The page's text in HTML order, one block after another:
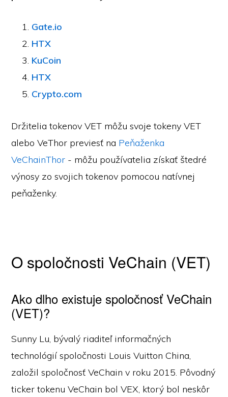
Gate.io
HTX
KuCoin
HTX
Crypto.com
Držitelia tokenov VET môžu svoje tokeny VET
alebo VeThor previesť na Peňaženka
VeChainThor - môžu používatelia získať štedré
výnosy zo svojich tokenov pomocou natívnej
peňaženky.
O spoločnosti VeChain (VET)
Ako dlho existuje spoločnosť VeChain
(VET)?
Sunny Lu, bývalý riaditeľ informačných
technológií spoločnosti Louis Vuitton China,
založil spoločnosť VeChain v roku 2015. Pôvodný
ticker tokenu VeChain bol VEX, ktorý bol neskôr